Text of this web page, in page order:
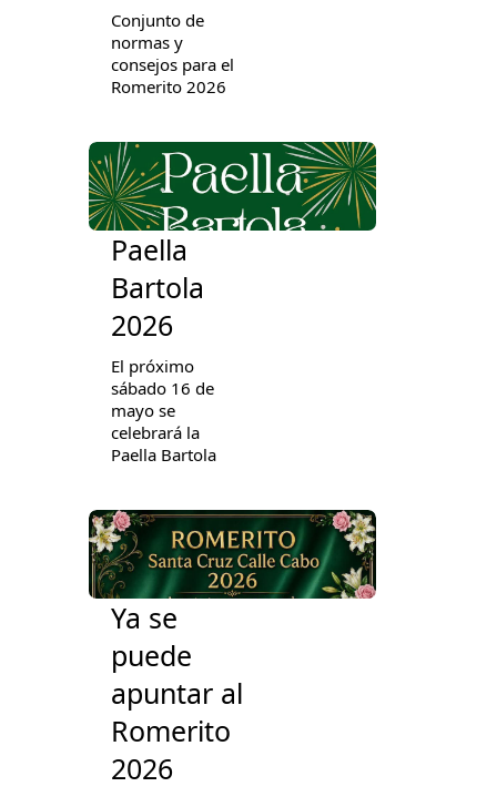
Conjunto de
normas y
consejos para el
Romerito 2026
Paella
Bartola
2026
El próximo
sábado 16 de
mayo se
celebrará la
Paella Bartola
Ya se
puede
apuntar al
Romerito
2026